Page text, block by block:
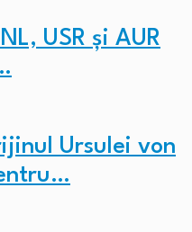
USR și AUR
Ursulei von